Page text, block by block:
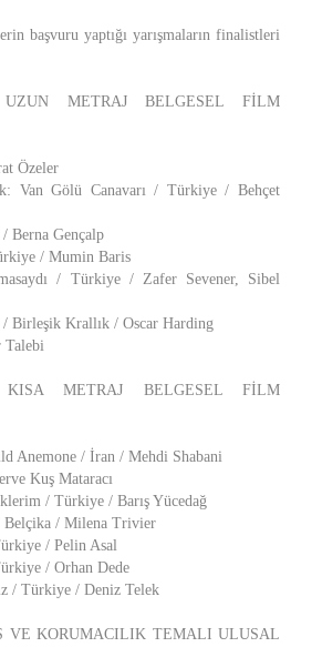
başvuru yaptığı yarışmaların finalistleri
UZUN METRAJ BELGESEL FİLM
Özeler
Van Gölü Canavarı / Türkiye / Behçet
Gençalp
/ Mumin Baris
/ Türkiye / Zafer Sevener, Sibel
Birleşik Krallık / Oscar Harding
Talebi
KISA METRAJ BELGESEL FİLM
Anemone / İran / Mehdi Shabani
Kuş Mataracı
/ Türkiye / Barış Yücedağ
/ Milena Trivier
/ Pelin Asal
/ Orhan Dede
/ Türkiye / Deniz Telek
VE KORUMACILIK TEMALI ULUSAL